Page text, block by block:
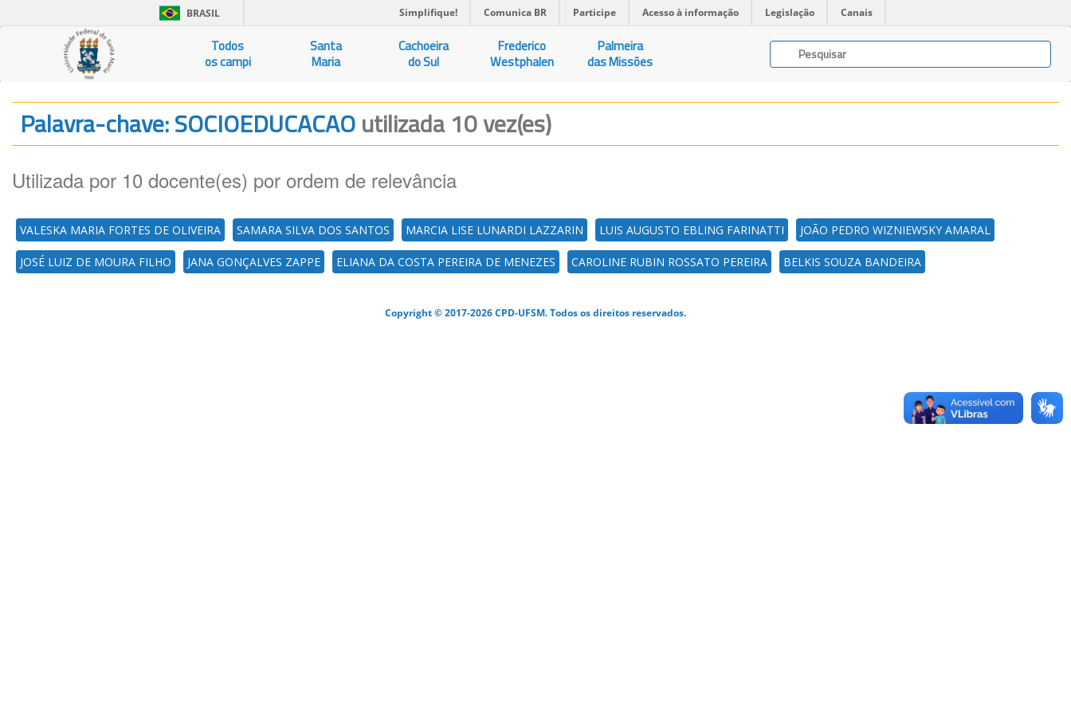
BRASIL Simplifique! Comunica BR Participe Acesso à informação Legislação Canais
Todos
os campi
Santa
Maria
Cachoeira
do Sul
Frederico
Westphalen
Palmeira
das Missões
Palavra-chave: SOCIOEDUCACAOutilizada 10 vez(es)
Utilizada por 10 docente(es) por ordem de relevância
VALESKA MARIA FORTES DE OLIVEIRA SAMARA SILVA DOS SANTOS MARCIA LISE LUNARDI LAZZARIN LUIS AUGUSTO EBLING FARINATTI JOÃO PEDRO WIZNIEWSKY AMARAL
JOSÉ LUIZ DE MOURA FILHO JANA GONÇALVES ZAPPE ELIANA DA COSTA PEREIRA DE MENEZES CAROLINE RUBIN ROSSATO PEREIRA BELKIS SOUZA BANDEIRA
Copyright © 2017-2026 CPD-UFSM. Todos os direitos reservados.